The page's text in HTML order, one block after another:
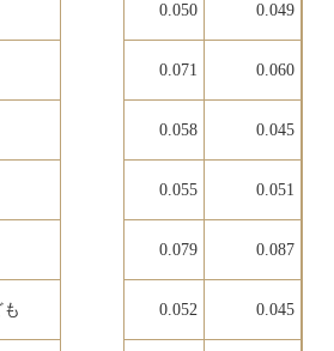
0.050 0.049
0.071 0.060
0.058 0.045
0.055 0.051
0.079 0.087
0.052 0.045